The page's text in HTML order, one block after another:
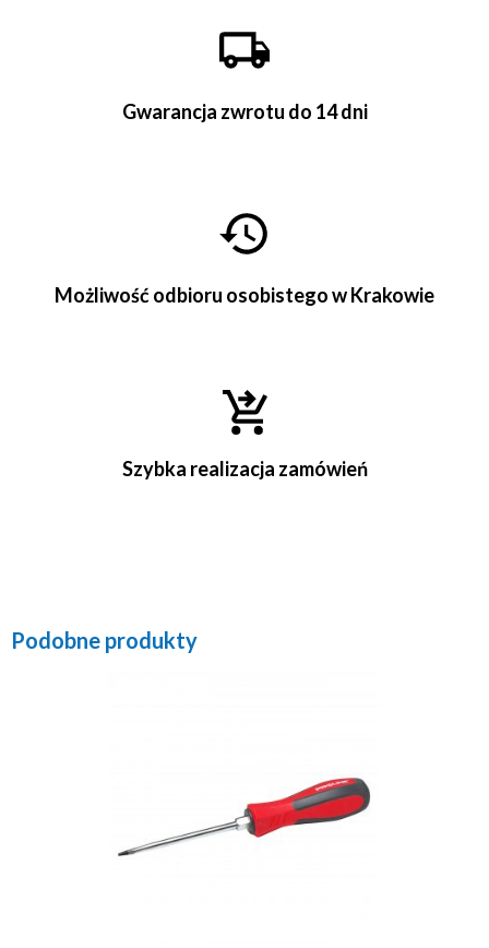
Gwarancja zwrotu do 14 dni
Możliwość odbioru osobistego w Krakowie
Szybka realizacja zamówień
Podobne produkty